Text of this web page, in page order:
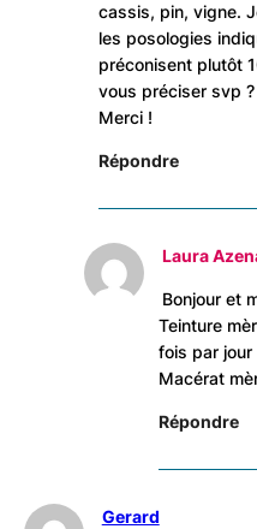
cassis, pin, vigne.
les posologies
préconisent plutôt
vous préciser svp ?
Merci !
Répondre
Laura
Bonjour et
Teinture
fois par jour
Macérat
Répondre
Gerard